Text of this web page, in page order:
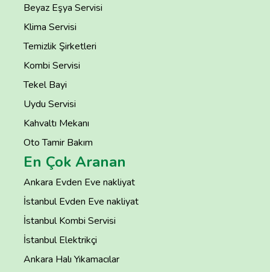
Beyaz Eşya Servisi
Klima Servisi
Temizlik Şirketleri
Kombi Servisi
Tekel Bayi
Uydu Servisi
Kahvaltı Mekanı
Oto Tamir Bakım
En Çok Aranan
Ankara Evden Eve nakliyat
İstanbul Evden Eve nakliyat
İstanbul Kombi Servisi
İstanbul Elektrikçi
Ankara Halı Yıkamacılar